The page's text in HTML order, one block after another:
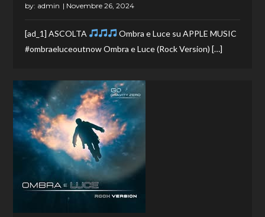
by: admin
[ad_1] ASCOLTA
Ombra e Luce su APPLE MUSIC
#ombraeluceoutnow Ombra e Luce (Rock Version) […]